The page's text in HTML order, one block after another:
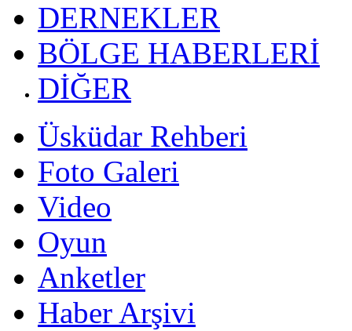
DERNEKLER
BÖLGE HABERLERİ
DİĞER
Üsküdar Rehberi
Foto Galeri
Video
Oyun
Anketler
Haber Arşivi